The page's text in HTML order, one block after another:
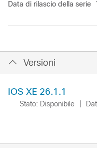
Data di rilascio della serie
Versioni
IOS XE 26.1.1
Stato: Disponibile